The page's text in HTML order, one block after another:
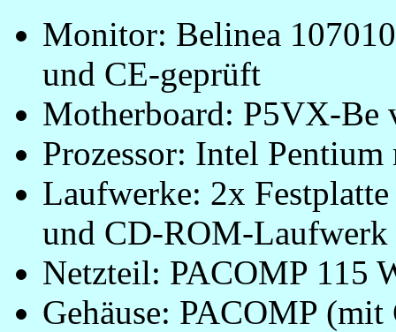
Monitor: Belinea
und CE-geprüft
Motherboard: P5VX-Be
Prozessor: Intel
Laufwerke: 2x
und CD-ROM-Laufwerk
Netzteil: PACOMP 115
Gehäuse: PACOMP